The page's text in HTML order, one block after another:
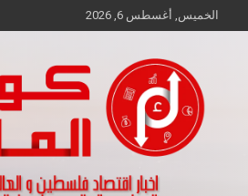
to
الخميس, أغسطس 6, 2026